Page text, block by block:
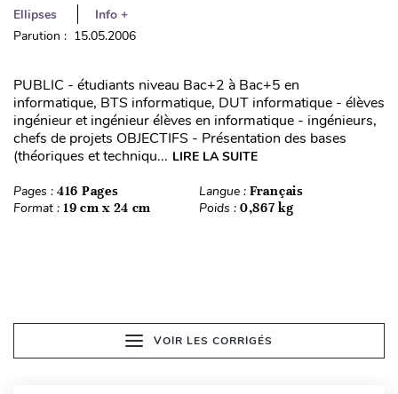
Ellipses
Info +
Parution : 15.05.2006
PUBLIC - étudiants niveau Bac+2 à Bac+5 en
informatique, BTS informatique, DUT informatique - élèves
ingénieur et ingénieur élèves en informatique - ingénieurs,
chefs de projets OBJECTIFS - Présentation des bases
(théoriques et techniqu... LIRE LA SUITE
Pages : 416 Pages Langue : Français
Format : 19 cm x 24 cm Poids : 0,867 kg
VOIR LES CORRIGÉS